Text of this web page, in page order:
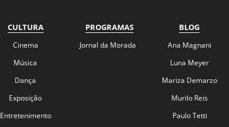
CULTURA
Cinema
Música
Dança
Exposição
Entretenimento
PROGRAMAS
Jornal da Morada
BLOG
Ana Magnani
Luna Meyer
Mariza Demarzo
Murilo Reis
Paulo Tetti